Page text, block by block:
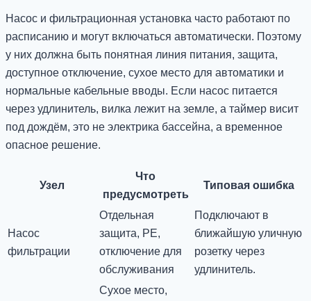
Насос и фильтрационная установка часто работают по
расписанию и могут включаться автоматически. Поэтому
у них должна быть понятная линия питания, защита,
доступное отключение, сухое место для автоматики и
нормальные кабельные вводы. Если насос питается
через удлинитель, вилка лежит на земле, а таймер висит
под дождём, это не электрика бассейна, а временное
опасное решение.
Узел
Что
предусмотреть
Типовая ошибка
Насос
фильтрации
Отдельная
защита, PE,
отключение для
обслуживания
Подключают в
ближайшую уличную
розетку через
удлинитель.
Сухое место,